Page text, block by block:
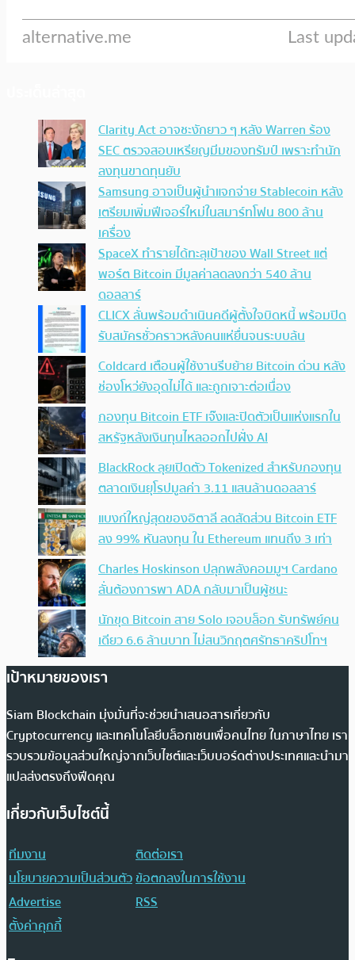
Clarity Act อาจชะงักยาว ๆ หลัง Warren ร้อง
SEC ตรวจสอบเหรียญมีมของทรัมป์ เพราะทำนัก
ลงทุนขาดทุนยับ
Samsung อาจเป็นผู้นำแจกจ่าย Stablecoin หลัง
เตรียมเพิ่มฟีเจอร์ใหม่ในสมาร์ทโฟน 800 ล้าน
เครื่อง
SpaceX ทำรายได้ทะลุเป้าของ Wall Street แต่
พอร์ต Bitcoin มีมูลค่าลดลงกว่า 540 ล้าน
ดอลลาร์
CLICX ลั่นพร้อมดำเนินคดีผู้ตั้งใจบิดหนี้ พร้อมปิด
รับสมัครชั่วคราวหลังคนแห่ยื่นจนระบบล้น
Coldcard เตือนผู้ใช้งานรีบย้าย Bitcoin ด่วน หลัง
ช่องโหว่ยังอุดไม่ได้ และถูกเจาะต่อเนื่อง
กองทุน Bitcoin ETF เจ๊งและปิดตัวเป็นแห่งแรกใน
สหรัฐหลังเงินทุนไหลออกไปฝั่ง AI
BlackRock ลุยเปิดตัว Tokenized สำหรับกองทุน
ตลาดเงินยุโรปมูลค่า 3.11 แสนล้านดอลลาร์
แบงก์ใหญ่สุดของอิตาลี ลดสัดส่วน Bitcoin ETF
ลง 99% หันลงทุน ใน Ethereum แทนถึง 3 เท่า
Charles Hoskinson ปลุกพลังคอมมูฯ Cardano
ลั่นต้องการพา ADA กลับมาเป็นผู้ชนะ
นักขุด Bitcoin สาย Solo เจอบล็อก รับทรัพย์คน
เดียว 6.6 ล้านบาท ไม่สนวิกฤตศรัทธาคริปโทฯ
เป้าหมายของเรา
Siam Blockchain มุ่งมั่นที่จะช่วยนำเสนอสารเกี่ยวกับ
Cryptocurrency และเทคโนโลยีบล็อกเชนเพื่อคนไทย ในภาษาไทย เรา
รวบรวมข้อมูลส่วนใหญ่จากเว็บไซต์และเว็บบอร์ดต่างประเทศและนำมา
แปลส่งตรงถึงฟีดคุณ
เกี่ยวกับเว็บไซต์นี้
ทีมงาน
ติดต่อเรา
นโยบายความเป็นส่วนตัวข้อตกลงในการใช้งาน
Advertise
RSS
ตั้งค่าคุกกี้